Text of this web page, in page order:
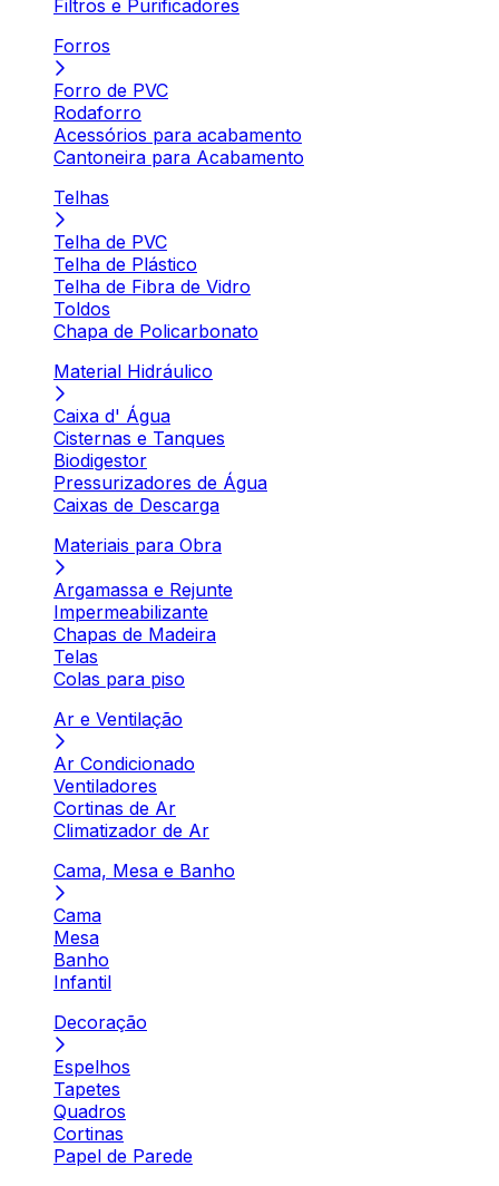
Filtros e Purificadores
Forros
Forro de PVC
Rodaforro
Acessórios para acabamento
Cantoneira para Acabamento
Telhas
Telha de PVC
Telha de Plástico
Telha de Fibra de Vidro
Toldos
Chapa de Policarbonato
Material Hidráulico
Caixa d' Água
Cisternas e Tanques
Biodigestor
Pressurizadores de Água
Caixas de Descarga
Materiais para Obra
Argamassa e Rejunte
Impermeabilizante
Chapas de Madeira
Telas
Colas para piso
Ar e Ventilação
Ar Condicionado
Ventiladores
Cortinas de Ar
Climatizador de Ar
Cama, Mesa e Banho
Cama
Mesa
Banho
Infantil
Decoração
Espelhos
Tapetes
Quadros
Cortinas
Papel de Parede